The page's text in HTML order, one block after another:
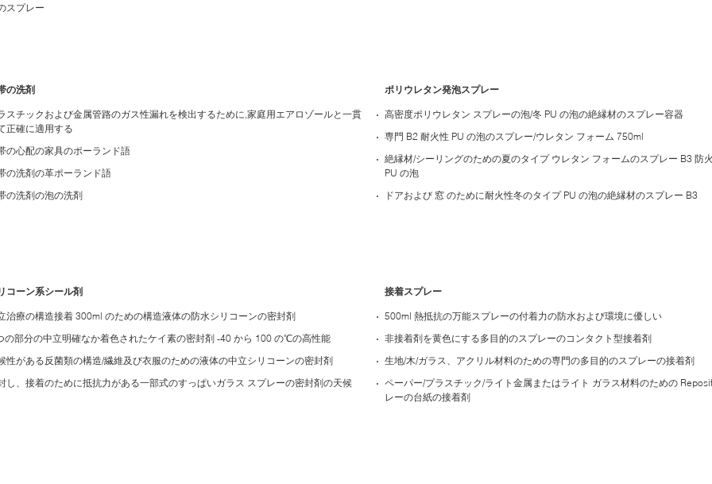
スプレー
の洗剤
スチックおよび金属管路のガス性漏れを検出するために,家庭用エアロゾールと一貫
正確に適用する
の心配の家具のポーランド語
の洗剤の革ポーランド語
の洗剤の泡の洗剤
ポリウレタン発泡スプレー
高密度ポリウレタン スプレーの泡/冬 PU の泡の絶縁材のスプレー容器
専門 B2 耐火性 PU の泡のスプレー/ウレタン フォーム 750ml
絶縁材/シーリングのための夏のタイプ ウレタン フォームのスプレー B3 防
PU の泡
ドアおよび 窓 のために耐火性冬のタイプ PU の泡の絶縁材のスプレー B3
コーン系シール剤
治療の構造接着 300ml のための構造液体の防水シリコーンの密封剤
の部分の中立明確なか着色されたケイ素の密封剤 -40 から 100 の℃の高性能
性がある反菌類の構造/繊維及び衣服のための液体の中立シリコーンの密封剤
し、接着のために抵抗力がある一部式のすっぱいガラス スプレーの密封剤の天候
接着スプレー
500ml 熱抵抗の万能スプレーの付着力の防水および環境に優しい
非接着剤を黄色にする多目的のスプレーのコンタクト型接着剤
生地/木/ガラス、アクリル材料のための専門の多目的のスプレーの接着剤
ペーパー/プラスチック/ライト金属またはライト ガラス材料のための
レーの台紙の接着剤